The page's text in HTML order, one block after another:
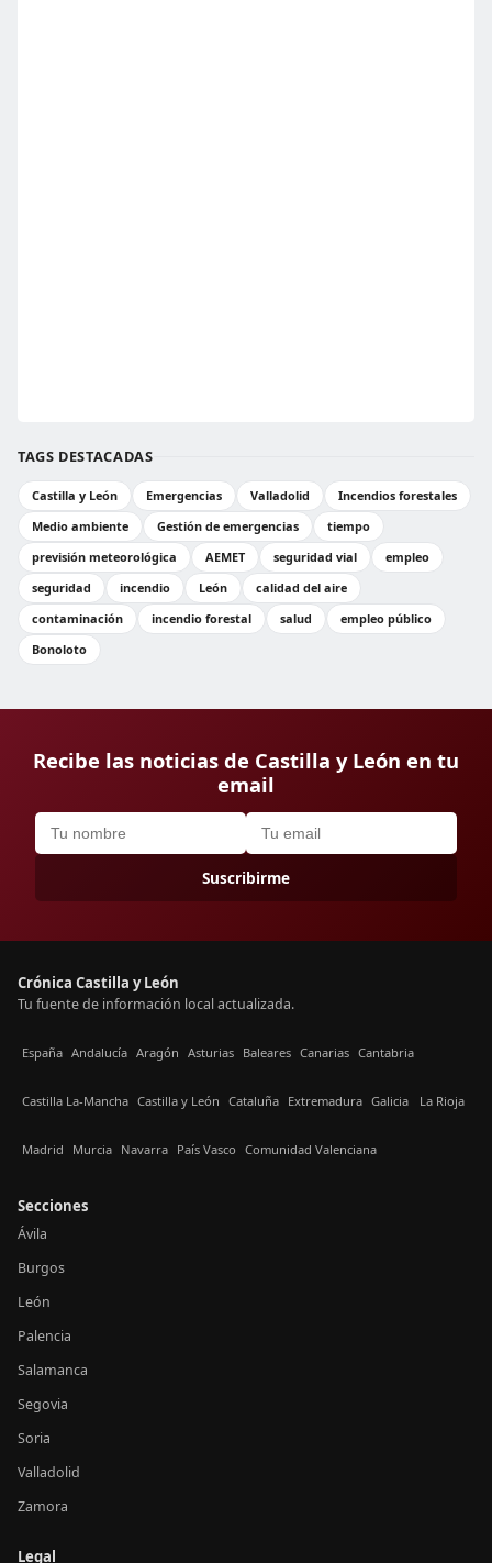
TAGS DESTACADAS
Castilla y León Emergencias Valladolid
Incendios forestales
Medio ambiente
Gestión de emergencias
tiempo
previsión meteorológica
AEMET seguridad vial
empleo
seguridad
incendio León
calidad del aire
contaminación
incendio forestal salud
empleo público
Bonoloto
Recibe las noticias de Castilla y León en tu
email
Suscribirme
Crónica Castilla y León
Tu fuente de información local actualizada.
España Andalucía Aragón Asturias Baleares Canarias Cantabria
Castilla La-Mancha Castilla y León Cataluña Extremadura Galicia La Rioja
Madrid Murcia Navarra País Vasco Comunidad Valenciana
Secciones
Ávila
Burgos
León
Palencia
Salamanca
Segovia
Soria
Valladolid
Zamora
Legal